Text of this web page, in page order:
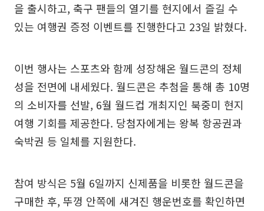
을 출시하고, 축구 팬들의 열기를 현지에서 즐길 수
있는 여행권 증정 이벤트를 진행한다고 23일 밝혔다.
이번 행사는 스포츠와 함께 성장해온 월드콘의 정체
성을 전면에 내세웠다. 월드콘은 추첨을 통해 총 10명
의 소비자를 선발, 6월 월드컵 개최지인 북중미 현지
여행 기회를 제공한다. 당첨자에게는 왕복 항공권과
숙박권 등 일체를 지원한다.
참여 방식은 5월 6일까지 신제품을 비롯한 월드콘을
구매한 후, 뚜껑 안쪽에 새겨진 행운번호를 확인하면